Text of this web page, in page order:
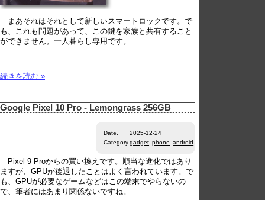
まあそれはそれとして新しいスマートロックです。で
も、これも問題があって、この鍵を家族と共有すること
ができません。一人暮らし専用です。
…
続きを読む »
Google Pixel 10 Pro - Lemongrass 256GB
Date.
2025-12-24
Category.gadget phone android
Pixel 9 Proからの買い換えです。順当な進化ではあり
ますが、GPUが後退したことはよく言われています。で
も、GPUが必要なゲームなどはこの端末でやらないの
で、筆者にはあまり関係ないですね。